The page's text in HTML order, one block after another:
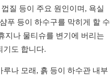
질 등이 주요 원인이며, 욕실
푸 등이 하수구를 막히게 할 수
지나 물티슈를 변기에 버리는
기도 합니다.
나 모래, 흙 등이 하수관 내부